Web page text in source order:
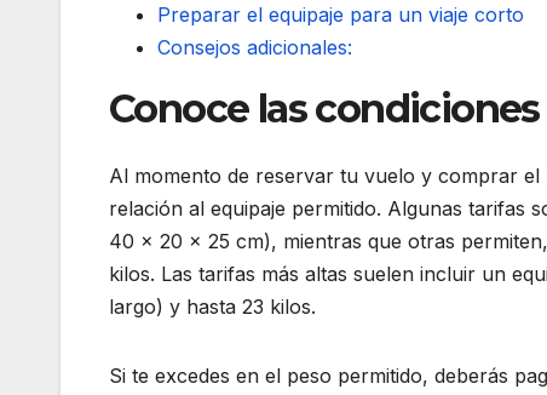
Preparar el equipaje para un viaje corto
Consejos adicionales:
Conoce las
Al momento de reservar tu vuelo y comprar
relación al equipaje permitido. Algunas tarifas
40 x 20 x 25 cm), mientras que otras
kilos. Las tarifas más altas suelen incluir un
largo) y hasta 23 kilos.
Si te excedes en el peso permitido, deberás